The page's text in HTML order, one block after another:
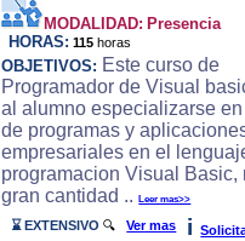
MODALIDAD: Presencia
HORAS: 115 horas
OBJETIVOS: Este curso de
Programador de Visual
al alumno especializarse
de programas y
empresariales en el
programacion Visual Basic,
gran cantidad ..Leer mas>>
⌛ EXTENSIVO 🔍Ver mas i